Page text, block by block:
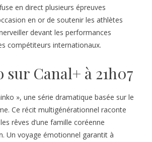
en direct plusieurs épreuves
en or de soutenir les athlètes
devant les performances
compétiteurs internationaux.
sur Canal+ à 21h07
», une série dramatique basée sur le
Ce récit multigénérationnel raconte
rêves d’une famille coréenne
Un voyage émotionnel garantit à